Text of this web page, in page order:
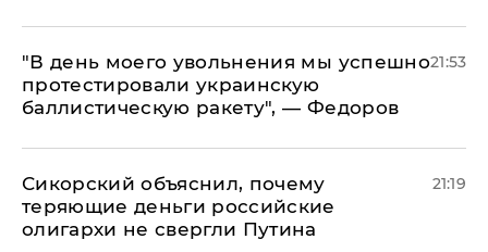
​"В день моего увольнения мы успешно
протестировали украинскую
баллистическую ракету", — Федоров
21:53
Сикорский объяснил, почему
теряющие деньги российские
олигархи не свергли Путина
21:19